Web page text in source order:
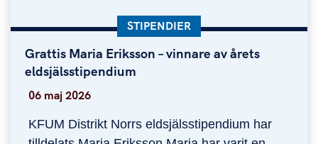
Grattis Maria Eriksson – vinnare av årets
eldsjälsstipendium
Grattis Maria Eriksson – vinnare av årets
KATEGORI:
STIPENDIER
06 maj 2026
KFUM Distrikt Norrs eldsjälsstipendium har